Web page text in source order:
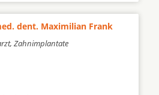
dent. Maximilian Frank
Zahnimplantate